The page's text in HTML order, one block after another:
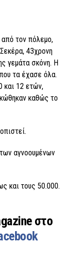
από τον πόλεμο,
43χρονη
γεμάτα σκόνη. Η
τα έχασε όλα.
και 12 ετών,
καθώς το
αγνοουμένων
και τους 50.000.
στο